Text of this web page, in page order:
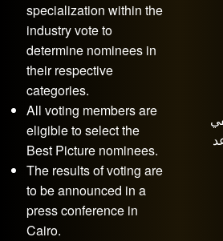
specialization within the
industry vote to
determine nominees in
their respective
categories.
All voting members are
eligible to select the
Best Picture nominees.
The results of voting are
to be announced in a
press conference in
Cairo.